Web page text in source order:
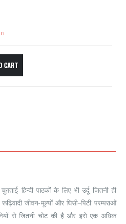
CART
हिन्दी पाठकों के लिए भी उर्दू जितनी ही
जीवन-मूल्यों और घिसी–पिटी परम्पराओं
से जितनी चोट की है और इसे एक अधिक